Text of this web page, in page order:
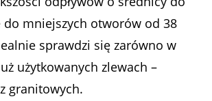
do mniejszych otworów od 38
sprawdzi się zarówno w
użytkowanych zlewach –
granitowych.